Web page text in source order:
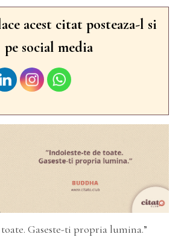
acest citat posteaza-l si
pe social media
Gaseste-ti propria lumina.”